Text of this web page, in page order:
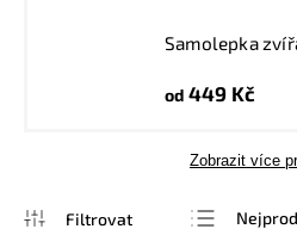
Samolepka
od 449 Kč
Zobrazit více